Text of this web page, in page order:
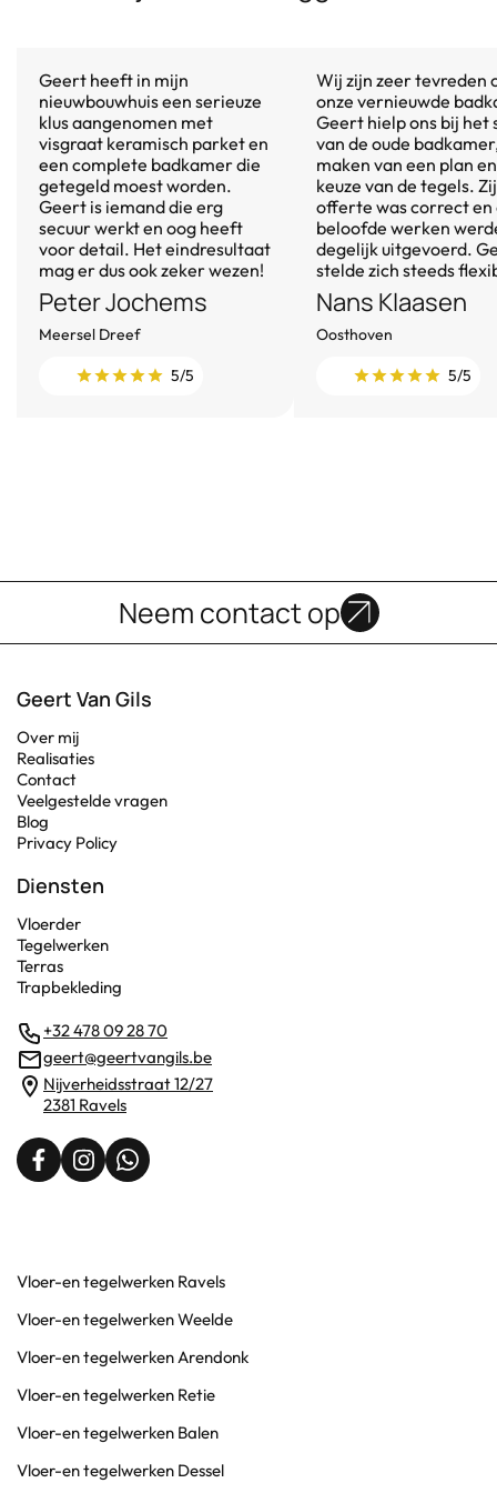
Geert heeft in mijn
nieuwbouwhuis een serieuze
klus aangenomen met
visgraat keramisch parket en
een complete badkamer die
getegeld moest worden.
Geert is iemand die erg
secuur werkt en oog heeft
voor detail. Het eindresultaat
mag er dus ook zeker wezen!
Peter Jochems
Meersel Dreef
5/5
Wij zijn zeer tevreden
onze vernieuwde
Geert hielp ons bij het
van de oude
maken van een plan
keuze van de tegels.
offerte was correct en
beloofde werken
degelijk uitgevoerd.
stelde zich steeds
Nans Klaasen
Oosthoven
5/5
Neem contact op
Geert Van Gils
Over mij
Realisaties
Contact
Veelgestelde vragen
Blog
Privacy Policy
Diensten
Vloerder
Tegelwerken
Terras
Trapbekleding
+32 478 09 28 70
geert@geertvangils.be
Nijverheidsstraat 12/27
2381 Ravels
Vloer-en tegelwerken Ravels
Vloer-en tegelwerken Weelde
Vloer-en tegelwerken Arendonk
Vloer-en tegelwerken Retie
Vloer-en tegelwerken Balen
Vloer-en tegelwerken Dessel